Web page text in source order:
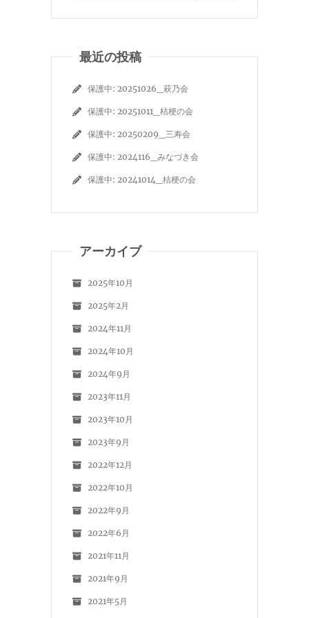
最近の投稿
保護中: 20251026_萩乃会
保護中: 20251011_桔梗の会
保護中: 20250209_三寿会
保護中: 2024116_みなづき会
保護中: 20241014_桔梗の会
アーカイブ
2025年10月
2025年2月
2024年11月
2024年10月
2024年9月
2023年11月
2023年10月
2023年9月
2022年12月
2022年10月
2022年9月
2022年6月
2021年11月
2021年9月
2021年5月